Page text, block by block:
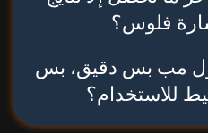
فلوس؟
مب بس دقيق، بس
للاستخدام؟